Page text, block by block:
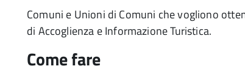
Comuni e Unioni di Comuni che vogliono
di Accoglienza e Informazione Turistica.
Come fare